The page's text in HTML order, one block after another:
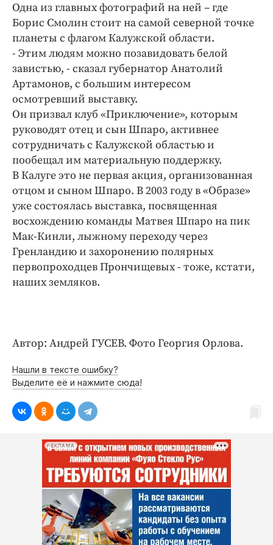
Одна из главных фотографий на ней – где
Борис Смолин стоит на самой северной точке
планеты с флагом Калужской области.
- Этим людям можно позавидовать белой
завистью, - сказал губернатор Анатолий
Артамонов, с большим интересом
осмотревший выставку.
Он призвал клуб «Приключение», которым
руководят отец и сын Шпаро, активнее
сотрудничать с Калужской областью и
пообещал им материальную поддержку.
В Калуге это не первая акция, организованная
отцом и сыном Шпаро. В 2003 году в «Образе»
уже состоялась выставка, посвященная
восхождению команды Матвея Шпаро на пик
Мак-Кинли, лыжному переходу через
Гренландию и захоронению полярных
первопроходцев Прончищевых - тоже, кстати,
наших земляков.
Автор: Андрей ГУСЕВ. Фото Георгия Орлова.
Нашли в тексте ошибку?
Выделите её и нажмите сюда!
РЕКЛАМА